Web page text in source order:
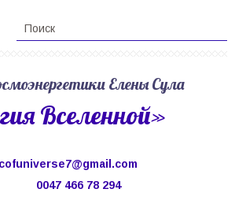
Елены Сула
Вселенной»
0047 466 78 294